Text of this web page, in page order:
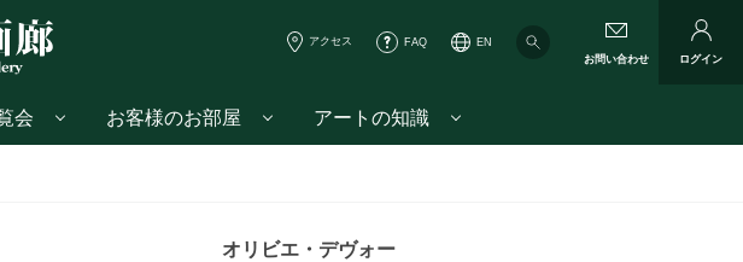
アクセス FAQ
EN
お問い合わせ
ログイン
会 お客様のお部屋 アートの知識
オリビエ・デヴォー